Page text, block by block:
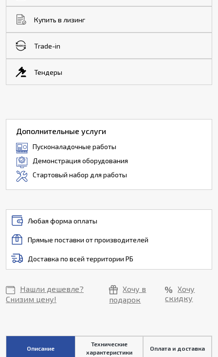
Купить в лизинг
Trade-in
Тендеры
Дополнительные услуги
Пусконаладочные работы
Демонстрация оборудования
Стартовый набор для работы
Любая форма оплаты
Прямые поставки от производителей
Доставка по всей территории РБ
Нашли дешевле?
Снизим цену!
Хочу в
подарок
Хочу
скидку
Описание
Технические
характеристики
Оплата и доставка